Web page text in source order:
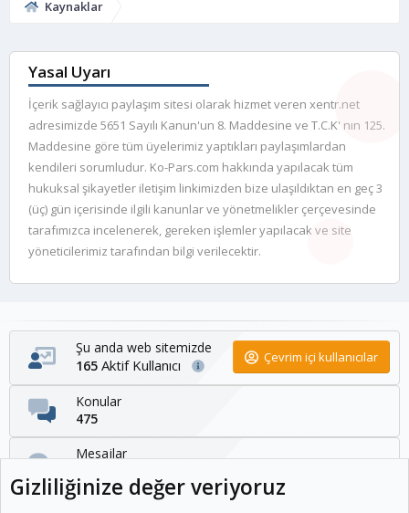
Kaynaklar
Yasal Uyarı
İçerik sağlayıcı paylaşım sitesi olarak hizmet veren xentr.net
adresimizde 5651 Sayılı Kanun'un 8. Maddesine ve T.C.K' nın 125.
Maddesine göre tüm üyelerimiz yaptıkları paylaşımlardan
kendileri sorumludur. Ko-Pars.com hakkında yapılacak tüm
hukuksal şikayetler iletişim linkimizden bize ulaşıldıktan en geç 3
(üç) gün içerisinde ilgili kanunlar ve yönetmelikler çerçevesinde
tarafımızca incelenerek, gereken işlemler yapılacak ve site
yöneticilerimiz tarafından bilgi verilecektir.
Şu anda web sitemizde
165 Aktif Kullanıcı Çevrim içi kullanıcılar
Konular
475
Mesajlar